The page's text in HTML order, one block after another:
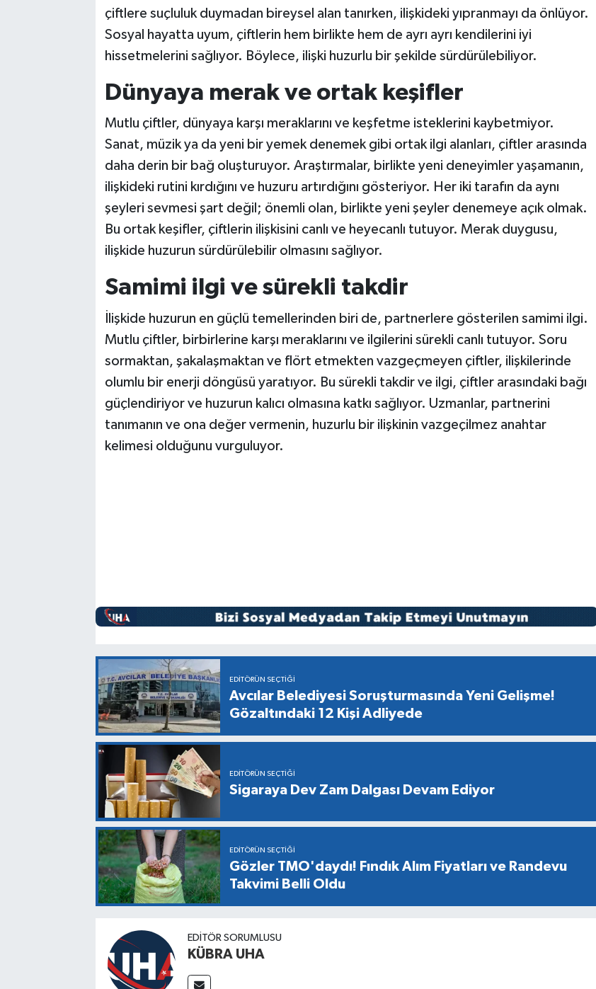
çiftlere suçluluk duymadan bireysel alan tanırken, ilişkideki yıpranmayı da önlüyor.
Sosyal hayatta uyum, çiftlerin hem birlikte hem de ayrı ayrı kendilerini iyi
hissetmelerini sağlıyor. Böylece, ilişki huzurlu bir şekilde sürdürülebiliyor.
Dünyaya merak ve ortak keşifler
Mutlu çiftler, dünyaya karşı meraklarını ve keşfetme isteklerini kaybetmiyor.
Sanat, müzik ya da yeni bir yemek denemek gibi ortak ilgi alanları, çiftler arasında
daha derin bir bağ oluşturuyor. Araştırmalar, birlikte yeni deneyimler yaşamanın,
ilişkideki rutini kırdığını ve huzuru artırdığını gösteriyor. Her iki tarafın da aynı
şeyleri sevmesi şart değil; önemli olan, birlikte yeni şeyler denemeye açık olmak.
Bu ortak keşifler, çiftlerin ilişkisini canlı ve heyecanlı tutuyor. Merak duygusu,
ilişkide huzurun sürdürülebilir olmasını sağlıyor.
Samimi ilgi ve sürekli takdir
İlişkide huzurun en güçlü temellerinden biri de, partnerlere gösterilen samimi ilgi.
Mutlu çiftler, birbirlerine karşı meraklarını ve ilgilerini sürekli canlı tutuyor. Soru
sormaktan, şakalaşmaktan ve flört etmekten vazgeçmeyen çiftler, ilişkilerinde
olumlu bir enerji döngüsü yaratıyor. Bu sürekli takdir ve ilgi, çiftler arasındaki bağı
güçlendiriyor ve huzurun kalıcı olmasına katkı sağlıyor. Uzmanlar, partnerini
tanımanın ve ona değer vermenin, huzurlu bir ilişkinin vazgeçilmez anahtar
kelimesi olduğunu vurguluyor.
EDITÖRÜN SEÇTIĞI
Avcılar Belediyesi Soruşturmasında Yeni Gelişme!
Gözaltındaki 12 Kişi Adliyede
EDITÖRÜN SEÇTIĞI
Sigaraya Dev Zam Dalgası Devam Ediyor
EDITÖRÜN SEÇTIĞI
Gözler TMO'daydı! Fındık Alım Fiyatları ve Randevu
Takvimi Belli Oldu
EDİTÖR SORUMLUSU
KÜBRA UHA